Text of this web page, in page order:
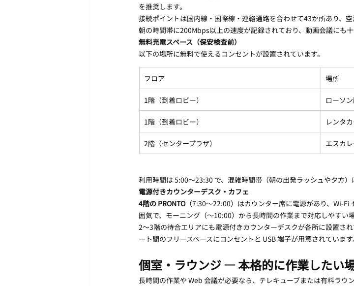
を推奨します。
接続ポイントは国内線・国際線・連絡通路を合わせて43か所あり、
朝の時間帯に200Mbps以上の速度が記録されており、動画会議にも十
無料充電スペース（保安検査前）
以下の場所に無料で使えるコンセントが設置されています。
フロア 場所
1階（到着ロビー） ローソ
1階（到着ロビー） レンタ
2階（センタープラザ） エスカ
利用時間は 5:00〜23:30 で、混雑時間帯（朝の出発ラッシュや夕方）
電源付きカウンターデスク・カフェ
4階の PRONTO（7:30〜22:00）はカウンター席に電源があり、Wi-Fi
囲気で、モーニング（〜10:00）から長時間の作業まで対応しやすい場
2〜3階の待合エリアにも電源付きカウンターデスクが各所に設置さ
ート間のフリースペースにコンセントと USB 端子が用意されています
個室・ラウンジ — 本格的に作業したい
長時間の作業や Web 会議が必要なら、テレキューブまたは有料ラウ